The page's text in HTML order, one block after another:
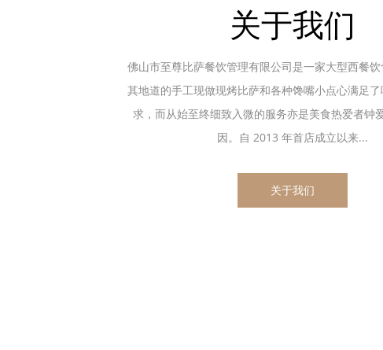
关于我们
佛山市至尊比萨餐饮管理有限公司是一家大型西餐
其地道的手工现做现烤比萨和各种馋嘴小点心满足
求，而从始至终细致入微的服务亦是美食热爱者钟
因。自 2013 年首店成立以来...
关于我们